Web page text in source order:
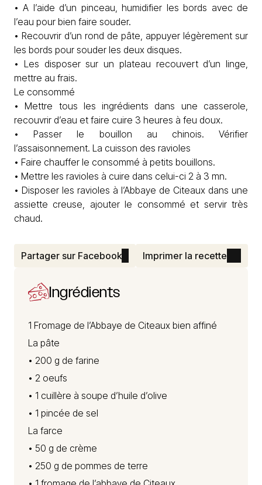
• A l’aide d’un pinceau, humidifier les bords avec de
l’eau pour bien faire souder.
• Recouvrir d’un rond de pâte, appuyer légèrement sur
les bords pour souder les deux disques.
• Les disposer sur un plateau recouvert d’un linge,
mettre au frais.
Le consommé
• Mettre tous les ingrédients dans une casserole,
recouvrir d’eau et faire cuire 3 heures à feu doux.
• Passer le bouillon au chinois. Vérifier
l’assaisonnement. La cuisson des ravioles
• Faire chauffer le consommé à petits bouillons.
• Mettre les ravioles à cuire dans celui-ci 2 à 3 mn.
• Disposer les ravioles à l’Abbaye de Citeaux dans une
assiette creuse, ajouter le consommé et servir très
chaud.
Partager sur Facebook Imprimer la recette
Ingrédients
1 Fromage de l’Abbaye de Citeaux bien affiné
La pâte
• 200 g de farine
• 2 oeufs
• 1 cuillère à soupe d’huile d’olive
• 1 pincée de sel
La farce
• 50 g de crème
• 250 g de pommes de terre